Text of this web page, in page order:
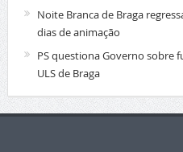
Noite Branca de Braga
dias de animação
PS questiona Governo sobre
ULS de Braga